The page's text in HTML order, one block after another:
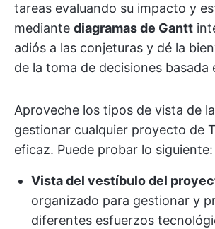
tareas evaluando su impacto y
mediante diagramas de Gantt
adiós a las conjeturas y dé la
de la toma de decisiones basada
Aproveche los tipos de vista de
gestionar cualquier proyecto de
eficaz. Puede probar lo siguiente:
Vista del vestíbulo del
organizado para gestionar y
diferentes esfuerzos